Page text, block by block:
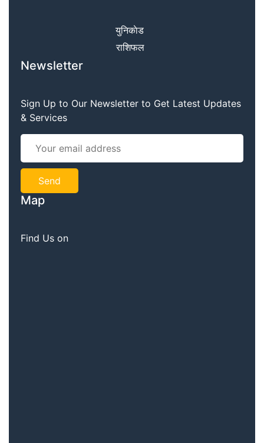
युनिकाेड
राशिफल
Newsletter
Sign Up to Our Newsletter to Get Latest Updates
& Services
Map
Find Us on